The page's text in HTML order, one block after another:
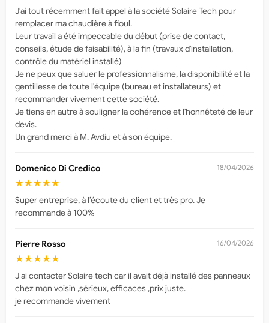
J'ai tout récemment fait appel à la société Solaire Tech pour
remplacer ma chaudière à fioul.
Leur travail a été impeccable du début (prise de contact,
conseils, étude de faisabilité), à la fin (travaux d'installation,
contrôle du matériel installé)
Je ne peux que saluer le professionnalisme, la disponibilité et la
gentillesse de toute l'équipe (bureau et installateurs) et
recommander vivement cette société.
Je tiens en autre à souligner la cohérence et l'honnêteté de leur
devis.
Un grand merci à M. Avdiu et à son équipe.
Domenico Di Credico 18/04/2026
★★★★★
Super entreprise, à l’écoute du client et très pro. Je
recommande à 100%
Pierre Rosso 16/04/2026
★★★★★
J ai contacter Solaire tech car il avait déjà installé des panneaux
chez mon voisin ,sérieux, efficaces ,prix juste.
je recommande vivement